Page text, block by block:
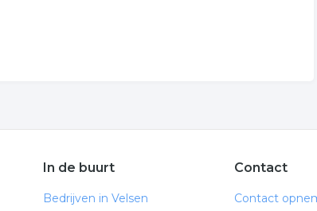
In de buurt
Bedrijven in Velsen
Contact
Contact